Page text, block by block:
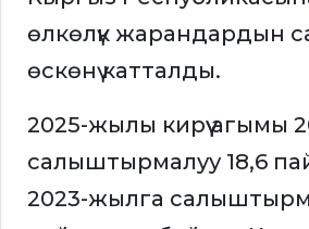
өлкөлүк жарандардын
өскөнү катталды.
2025-жылы кирүү агымы
салыштырмалуу 18,6
2023-жылга